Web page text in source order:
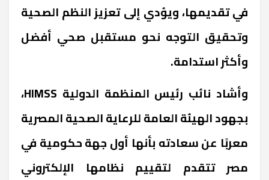
في تقديمها، ويؤدي إلى تعزيز النظم الصحية
وتحقيق التوجه نحو مستقبل صحي أفضل
وأكثر استدامة.
وأشاد نائب رئيس المنظمة الدولية HIMSS،
بجهود الهيئة العامة للرعاية الصحية المصرية
معربًا عن سعادته بأنها أول جهة حكومية في
مصر تتقدم لتقييم نظامها الإلكتروني